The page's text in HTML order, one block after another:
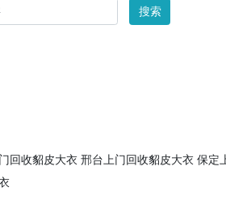
搜索
回收貂皮大衣 邢台上门回收貂皮大衣 保定